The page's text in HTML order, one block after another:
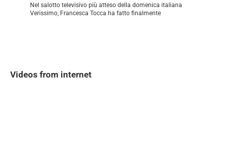
Nel salotto televisivo più atteso della domenica italiana
Verissimo, Francesca Tocca ha fatto finalmente
Videos from internet